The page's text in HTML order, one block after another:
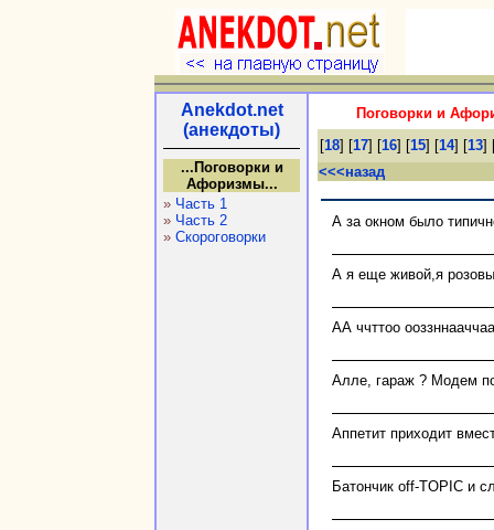
Anekdot.net
(анекдоты)
...Поговорки и
Афоризмы...
» Часть 1
» Часть 2
» Скороговорки
Поговорки и
[18] [17] [16] [15] [14] [13]
<<<назад
А за окном было
А я еще живой,я
АА ччттоо
Алле, гараж ? Модем
Аппетит приходит
Батончик off-TOPIC и